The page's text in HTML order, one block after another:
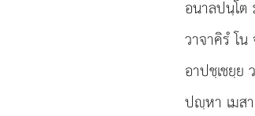
อนาลปนฺโต
วาจาคิรํ โน
อาปชฺเชยฺย
ปฺหา เมส